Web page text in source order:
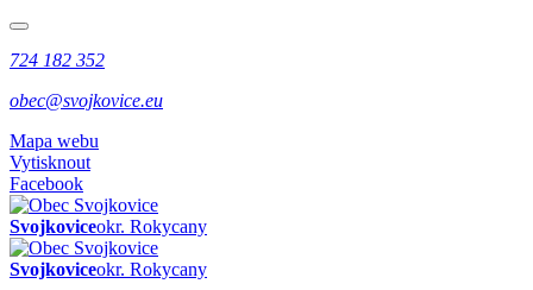
724 182 352
obec@svojkovice.eu
Mapa webu
Vytisknout
Facebook
Svojkoviceokr. Rokycany
Svojkoviceokr. Rokycany